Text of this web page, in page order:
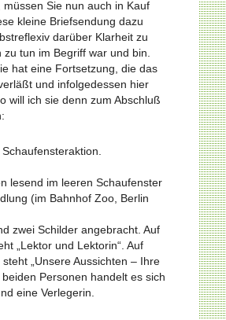
Sie nun auch in Kauf
kleine Briefsendung dazu
darüber Klarheit zu
tun im Begriff war und bin.
hat eine Fortsetzung, die das
und infolgedessen hier
will ich sie denn zum Abschluß
lesend im leeren Schaufenster
(im Bahnhof Zoo, Berlin
zwei Schilder angebracht. Auf
„Lektor und Lektorin“. Auf
„Unsere Aussichten – Ihre
beiden Personen handelt es sich
eine Verlegerin.